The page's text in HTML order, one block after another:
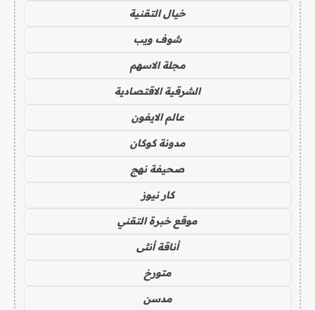
خيال التقنية
شوف ويب
مجلة الاسهم
الشرقية الاقتصادية
عالم الايفون
مدونة كوكان
صحيفة نهج
كار نيوز
موقع خبرة التقني
أناقة أنثى
متورخ
مدسن